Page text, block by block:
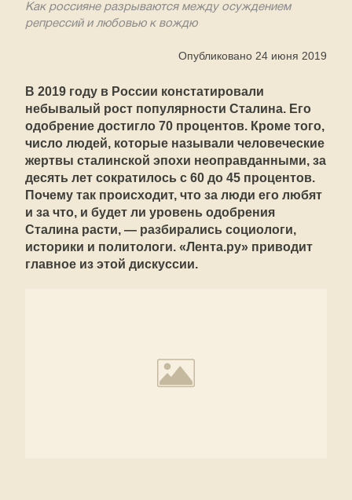
Как россияне разрываются между осуждением
репрессий и любовью к вождю
Опубликовано 24 июня 2019
В 2019 году в России констатировали
небывалый рост популярности Сталина. Его
одобрение достигло 70 процентов. Кроме того,
число людей, которые называли человеческие
жертвы сталинской эпохи неоправданными, за
десять лет сократилось с 60 до 45 процентов.
Почему так происходит, что за люди его любят
и за что, и будет ли уровень одобрения
Сталина расти, — разбирались социологи,
историки и политологи. «Лента.ру» приводит
главное из этой дискуссии.